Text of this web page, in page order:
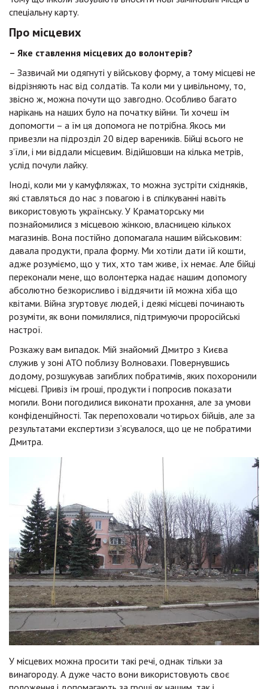
спеціальну карту.
Про місцевих
– Яке ставлення місцевих до волонтерів?
– Зазвичай ми одягнуті у військову форму, а тому місцеві не
відрізняють нас від солдатів. Та коли ми у цивільному, то,
звісно ж, можна почути що завгодно. Особливо багато
нарікань на наших було на початку війни. Ти хочеш їм
допомогти – а їм ця допомога не потрібна. Якось ми
привезли на підрозділ 20 відер вареників. Бійці всього не
з’їли, і ми віддали місцевим. Відійшовши на кілька метрів,
услід почули лайку.
Іноді, коли ми у камуфляжах, то можна зустріти східняків,
які ставляться до нас з повагою і в спілкуванні навіть
використовують українську. У Краматорську ми
познайомилися з місцевою жінкою, власницею кількох
магазинів. Вона постійно допомагала нашим військовим:
давала продукти, прала форму. Ми хотіли дати їй кошти,
адже розуміємо, що у тих, хто там живе, їх немає. Але бійці
переконали мене, що волонтерка надає нашим допомогу
абсолютно безкорисливо і віддячити їй можна хіба що
квітами. Війна згуртовує людей, і деякі місцеві починають
розуміти, як вони помилялися, підтримуючи проросійські
настрої.
Розкажу вам випадок. Мій знайомий Дмитро з Києва
служив у зоні АТО поблизу Волновахи. Повернувшись
додому, розшукував загиблих побратимів, яких похоронили
місцеві. Привіз їм гроші, продукти і попросив показати
могили. Вони погодилися виконати прохання, але за умови
конфіденційності. Так перепоховали чотирьох бійців, але за
результатами експертизи з’ясувалося, що це не побратими
Дмитра.
У місцевих можна просити такі речі, однак тільки за
винагороду. А дуже часто вони використовують своє